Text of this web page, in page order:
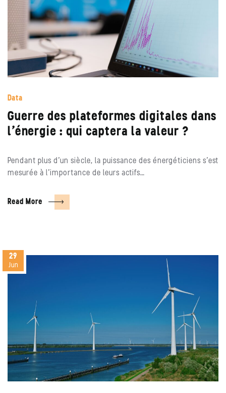
Data
Guerre des plateformes digitales dans
l’énergie : qui captera la valeur ?
Pendant plus d’un siècle, la puissance des énergéticiens s’est
mesurée à l’importance de leurs actifs…
Read More
29
Jun